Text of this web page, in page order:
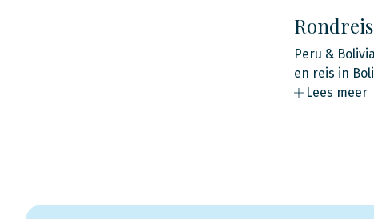
Peru &
en reis in
Lees meer